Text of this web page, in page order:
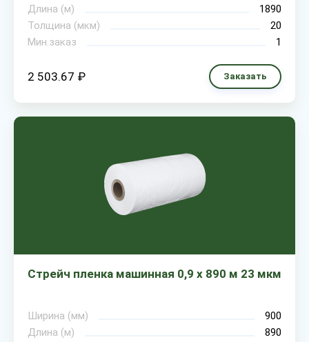
Длина (м)
1890
Толщина (мкм)
20
Мин.заказ
1
2 503.67 ₽ Заказать
Стрейч пленка машинная 0,9 х 890 м 23 мкм
Ширина (мм)
900
Длина (м)
890